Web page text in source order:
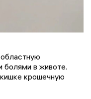
болями в животе.
крошечную